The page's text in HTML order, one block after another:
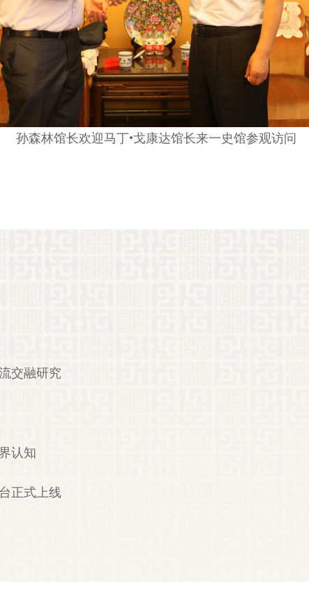
孙森林馆长欢迎马丁•戈康达馆长来一史馆参观访问
交融研究
认知
正式上线